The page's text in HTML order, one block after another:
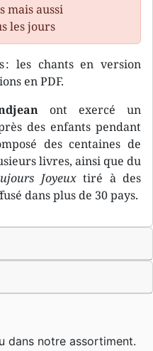
mais aussi
les jours
: les chants en version
en PDF.
ont exercé un
des enfants pendant
des centaines de
livres, ainsi que du
Joyeuxtiré à des
dans plus de 30 pays.
dans notre assortiment.